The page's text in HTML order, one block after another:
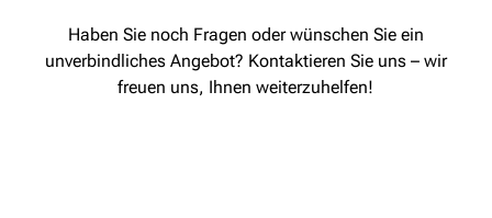
Haben Sie noch Fragen oder wünschen Sie ein
unverbindliches Angebot? Kontaktieren Sie uns – wir
freuen uns, Ihnen weiterzuhelfen!